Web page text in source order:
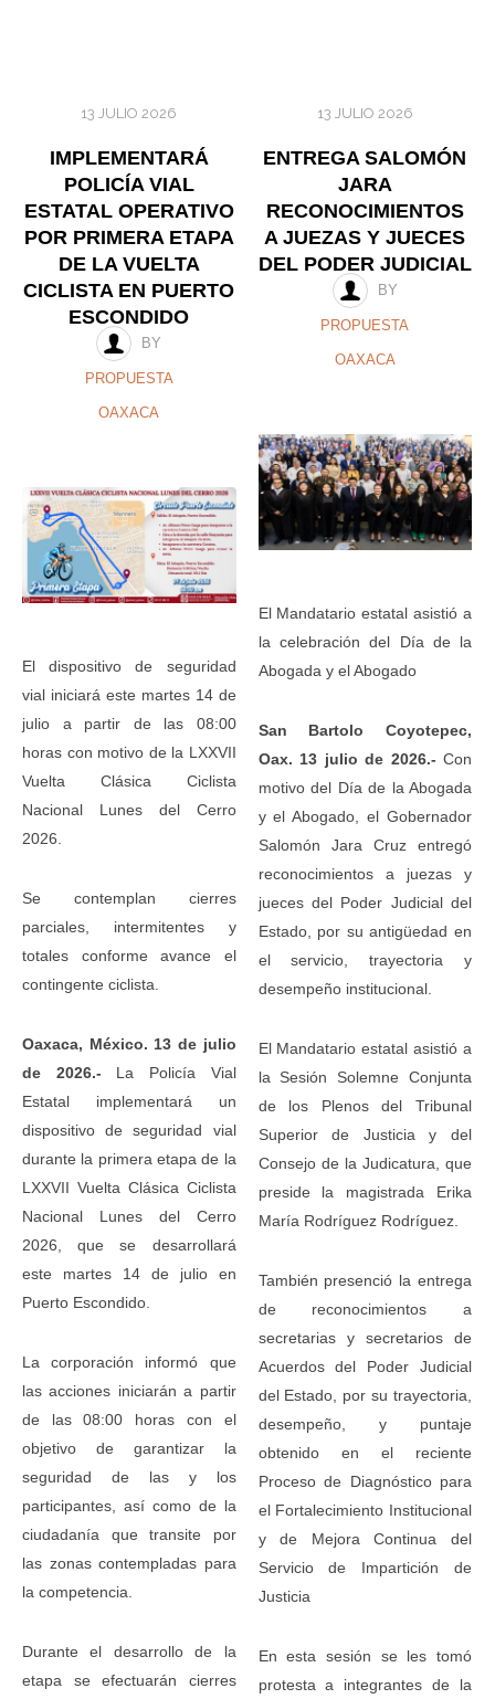
13 JULIO 2026
IMPLEMENTARÁ
POLICÍA VIAL
ESTATAL OPERATIVO
POR PRIMERA ETAPA
DE LA VUELTA
CICLISTA EN PUERTO
ESCONDIDO
BY
PROPUESTA
OAXACA
El dispositivo de seguridad
vial iniciará este martes 14 de
julio a partir de las 08:00
horas con motivo de la LXXVII
Vuelta Clásica Ciclista
Nacional Lunes del Cerro
2026.
Se contemplan cierres
parciales, intermitentes y
totales conforme avance el
contingente ciclista.
Oaxaca, México. 13 de julio
de 2026.- La Policía Vial
Estatal implementará un
dispositivo de seguridad vial
durante la primera etapa de la
LXXVII Vuelta Clásica Ciclista
Nacional Lunes del Cerro
2026, que se desarrollará
este martes 14 de julio en
Puerto Escondido.
La corporación informó que
las acciones iniciarán a partir
de las 08:00 horas con el
objetivo de garantizar la
seguridad de las y los
participantes, así como de la
ciudadanía que transite por
las zonas contempladas para
la competencia.
Durante el desarrollo de la
etapa se efectuarán cierres
13 JULIO 2026
ENTREGA SALOMÓN
JARA
RECONOCIMIENTOS
A JUEZAS Y JUECES
DEL PODER JUDICIAL
BY
PROPUESTA
OAXACA
El Mandatario estatal asistió a
la celebración del Día de la
Abogada y el Abogado
San Bartolo Coyotepec,
Oax. 13 julio de 2026.- Con
motivo del Día de la Abogada
y el Abogado, el Gobernador
Salomón Jara Cruz entregó
reconocimientos a juezas y
jueces del Poder Judicial del
Estado, por su antigüedad en
el servicio, trayectoria y
desempeño institucional.
El Mandatario estatal asistió a
la Sesión Solemne Conjunta
de los Plenos del Tribunal
Superior de Justicia y del
Consejo de la Judicatura, que
preside la magistrada Erika
María Rodríguez Rodríguez.
También presenció la entrega
de reconocimientos a
secretarias y secretarios de
Acuerdos del Poder Judicial
del Estado, por su trayectoria,
desempeño, y puntaje
obtenido en el reciente
Proceso de Diagnóstico para
el Fortalecimiento Institucional
y de Mejora Continua del
Servicio de Impartición de
Justicia
En esta sesión se les tomó
protesta a integrantes de la